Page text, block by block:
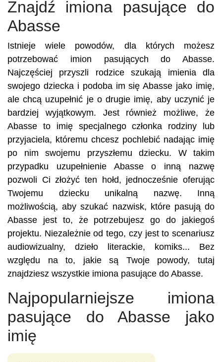
Znajdź imiona pasujące do
Abasse
Istnieje wiele powodów, dla których możesz
potrzebować imion pasujących do Abasse.
Najczęściej przyszli rodzice szukają imienia dla
swojego dziecka i podoba im się Abasse jako imię,
ale chcą uzupełnić je o drugie imię, aby uczynić je
bardziej wyjątkowym. Jest również możliwe, że
Abasse to imię specjalnego członka rodziny lub
przyjaciela, któremu chcesz pochlebić nadając imię
po nim swojemu przyszłemu dziecku. W takim
przypadku uzupełnienie Abasse o inną nazwę
pozwoli Ci złożyć ten hołd, jednocześnie oferując
Twojemu dziecku unikalną nazwę. Inną
możliwością, aby szukać nazwisk, które pasują do
Abasse jest to, że potrzebujesz go do jakiegoś
projektu. Niezależnie od tego, czy jest to scenariusz
audiowizualny, dzieło literackie, komiks... Bez
względu na to, jakie są Twoje powody, tutaj
znajdziesz wszystkie imiona pasujące do Abasse.
Najpopularniejsze imiona
pasujące do Abasse jako
imię